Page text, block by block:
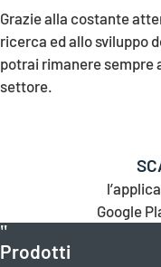
Grazie alla costante
ricerca ed allo sviluppo
potrai rimanere sempre
settore.
Google
Prodotti